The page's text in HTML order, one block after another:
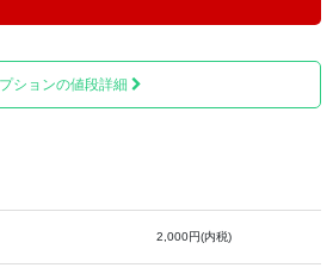
ションの値段詳細
2,000円(内税)